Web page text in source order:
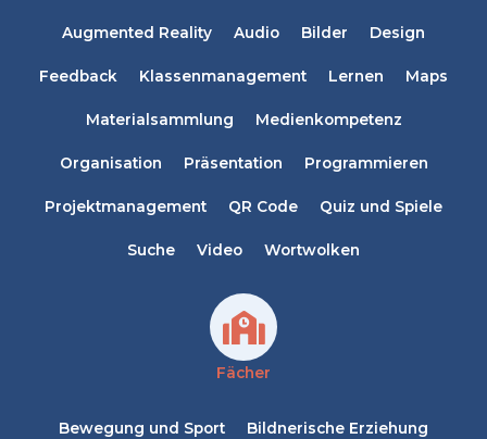
Augmented Reality Audio Bilder Design
Feedback Klassenmanagement Lernen Maps
Materialsammlung Medienkompetenz
Organisation Präsentation Programmieren
Projektmanagement QR Code Quiz und Spiele
Suche Video Wortwolken
Fächer
Bewegung und Sport Bildnerische Erziehung